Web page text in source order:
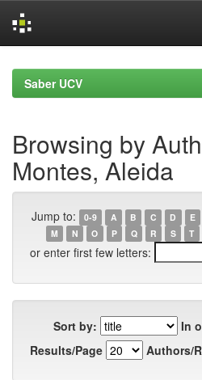
navigationSaber UCV
Browsing by
Montes, Aleida
Jump to: 0-9 A B C D E
M
N O P Q R S T
or enter first few letters:
Sort by:
In
Results/Page
Authors/